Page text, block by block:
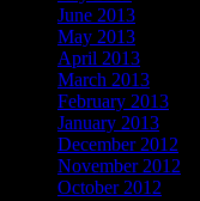
June 2013
May 2013
April 2013
March 2013
February 2013
January 2013
December 2012
November 2012
October 2012